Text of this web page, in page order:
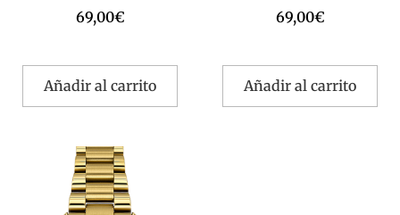
69,00€
Añadir al carrito
69,00€
Añadir al carrito